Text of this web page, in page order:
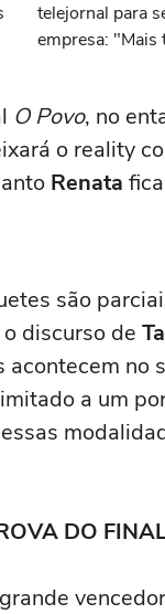
telejornal para
empresa: "Mais
O Povo, no
o reality
Renata
são
discurso de
acontecem no
a um
DO